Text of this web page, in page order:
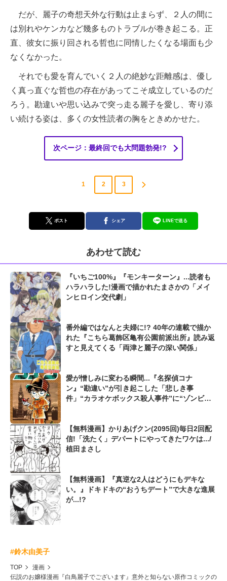
だが、麗子の奇想天外な行動は止まらず、２人の間に
は別れやケンカなど幾多ものトラブルが巻き起こる。正
直、彼女に振り回される哲也に同情したくなる場面も少
なくなかった。
それでも愛を育んでいく２人の絶妙な距離感は、優し
く真っ直ぐな哲也の存在があってこそ成立しているのだ
ろう。勘違いや思い込みで突っ走る麗子を愛し、寄り添
い続ける姿は、多くの女性読者の胸をときめかせた。
次ページ：最終回でも大問題勃発!?
1 2 3
ポスト シェア LINEで送る
あわせて読む
『いちご100%』『モンキーターン』...読者も
ハラハラした!漫画で描かれたまさかの「メイ
ンヒロイン交代劇」
番外編ではなんと夫婦に!? 40年の連載で描か
れた『こちら葛飾区亀有公園前派出所』読み返
すと見えてくる「両津と麗子の深い関係」
愛が憎しみに変わる瞬間...『名探偵コナ
ン』“勘違い”が引き起こした「悲しき事
件」“カラオケボックス殺人事件”に“ゾンビが
【無料漫画】かりあげクン(2095回)毎日2回配
信!「洗たく」デパートにやってきたワケは.../
植田まさし
【無料漫画】『真逆な2人はどうにもデキな
い。』ドキドキの“おうちデート”で大きな進展
が...!?
#鈴木由美子
TOP
漫画
伝説のお嬢様漫画『白鳥麗子でございます』意外と知らない原作コミックの